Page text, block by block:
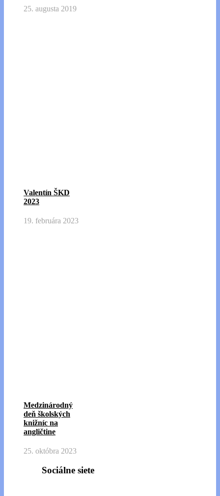
25. augusta 2019
Valentín ŠKD
2023
19. februára 2023
Medzinárodný
deň školských
knižníc na
angličtine
25. októbra 2023
Sociálne siete